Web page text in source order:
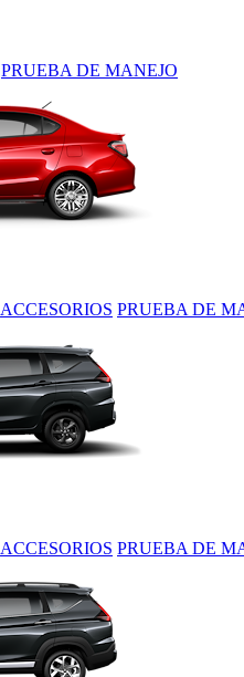
PRUEBA DE MANEJO
ACCESORIOS PRUEBA DE
ACCESORIOS PRUEBA DE